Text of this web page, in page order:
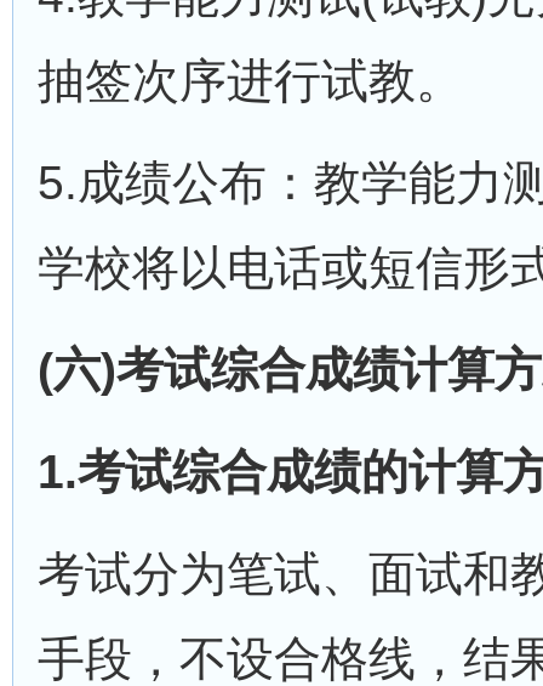
抽签次序进行试教。
5.成绩公布：教学能力
学校将以电话或短信形
(六)考试综合成绩计算
1.考试综合成绩的计算
考试分为笔试、面试和
手段，不设合格线，结